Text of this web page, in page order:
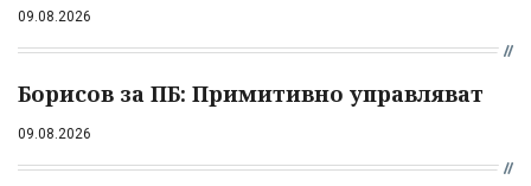
09.08.2026
Борисов за ПБ: Примитивно управляват
09.08.2026